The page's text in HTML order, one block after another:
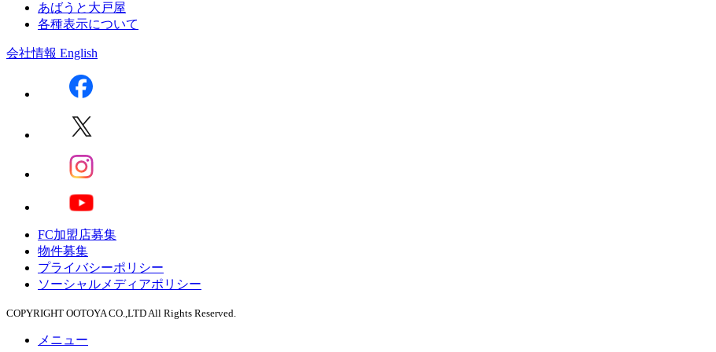
あばうと大戸屋
各種表示について
会社情報 English
FC加盟店募集
物件募集
プライバシーポリシー
ソーシャルメディアポリシー
COPYRIGHT OOTOYA CO.,LTD All Rights Reserved.
メニュー